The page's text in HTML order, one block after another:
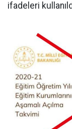
ifadeleri